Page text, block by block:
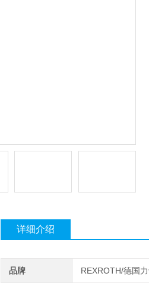
详细介绍
品牌 REXROTH/德国